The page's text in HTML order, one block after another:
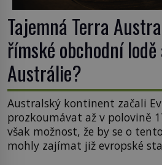
Tajemná Terra
římské obchodní lodě
Austrálie?
Australský kontinent začali
prozkoumávat až v polovině
však možnost, že by se o
mohly zajímat již evropské